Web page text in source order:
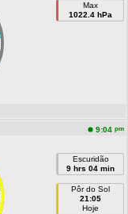
Max
1022.4 hPa
9:04 pm
Escuridão
9 hrs 04 min
Pôr do Sol
21:05
Hoje